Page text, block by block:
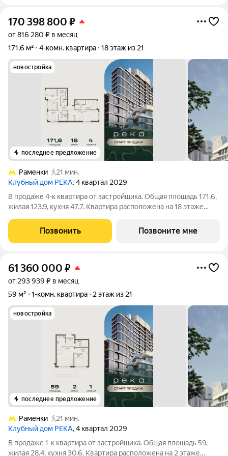
170 398 800 ₽
от 816 280 ₽ в месяц
171,6 м²
4-комн. квартира 18 этаж из 21
новостройка
последнее предложение
Раменки
21 мин.
Клубный дом РЕКА, 4 квартал 2029
В продаже 4-к квартира от застройщика. Общая площадь 171.6,
жилая 123.9, кухня 47.7. Квартира расположена на 18 этаже
кв. 2029 года. Высота потолка до 3.65 метра в квартирах и до
4,5 м в
Позвонить Позвоните мне
61 360 000 ₽
от 293 939 ₽ в месяц
59 м²
1-комн. квартира 2 этаж из 21
новостройка
последнее предложение
Раменки
21 мин.
Клубный дом РЕКА, 4 квартал 2029
В продаже 1-к квартира от застройщика. Общая площадь 59,
жилая 28.4, кухня 30.6. Квартира расположена на 2 этаже